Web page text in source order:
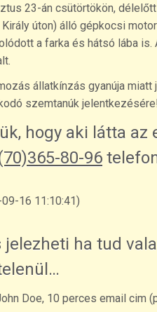
23-án csütörtökön,
úton) álló gépkocsi
a farka és hátsó lába
állatkínzás gyanúja
szemtanúk jelentkezésére!
hogy aki látta az
80-96
16 11:10:41)
jelezheti ha tud
Doe, 10 perces email cim